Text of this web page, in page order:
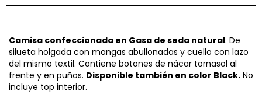
Camisa confeccionada en Gasa de seda natural. De
silueta holgada con mangas abullonadas y cuello con lazo
del mismo textil. Contiene botones de nácar tornasol al
frente y en puños. Disponible también en color Black. No
incluye top interior.